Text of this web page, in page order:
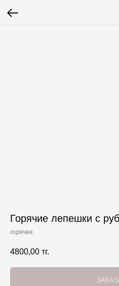
Горячие лепешки с
горячее
4800,00 тг.